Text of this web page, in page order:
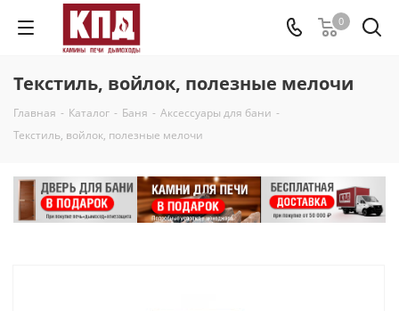
0
Текстиль, войлок, полезные мелочи
Главная - Каталог - Баня - Аксессуары для бани -
Текстиль, войлок, полезные мелочи